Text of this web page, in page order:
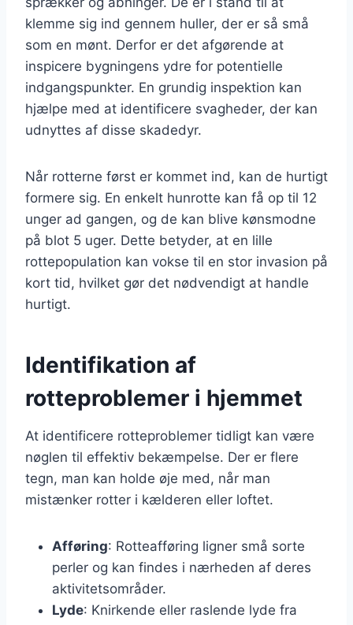
klemme sig ind gennem huller, der er så små
som en mønt. Derfor er det afgørende at
inspicere bygningens ydre for potentielle
indgangspunkter. En grundig inspektion kan
hjælpe med at identificere svagheder, der kan
udnyttes af disse skadedyr.
Når rotterne først er kommet ind, kan de hurtigt
formere sig. En enkelt hunrotte kan få op til 12
unger ad gangen, og de kan blive kønsmodne
på blot 5 uger. Dette betyder, at en lille
rottepopulation kan vokse til en stor invasion på
kort tid, hvilket gør det nødvendigt at handle
hurtigt.
Identifikation af
rotteproblemer i hjemmet
At identificere rotteproblemer tidligt kan være
nøglen til effektiv bekæmpelse. Der er flere
tegn, man kan holde øje med, når man
mistænker rotter i kælderen eller loftet.
Afføring: Rotteafføring ligner små sorte
perler og kan findes i nærheden af deres
aktivitetsområder.
Lyde: Knirkende eller raslende lyde fra